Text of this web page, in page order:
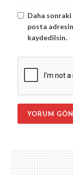
Daha sonraki
posta
kaydedilsin.